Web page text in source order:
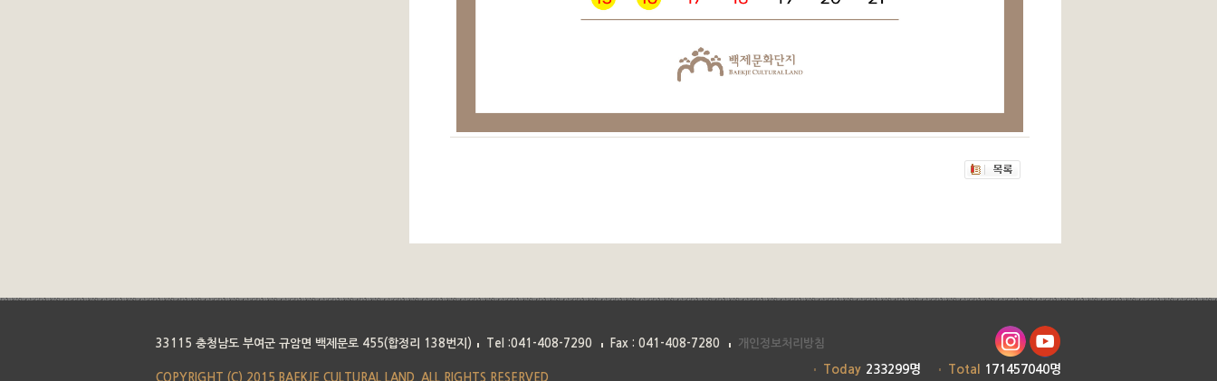
33115 충청남도 부여군 규암면 백제문로 455(합정리 138번지) Tel :041-408-7290 Fax : 041-408-7280 개인정보처리방침
COPYRIGHT (C) 2015 BAEKJE CULTURAL LAND. ALL RIGHTS RESERVED
Today 233299명 Total 171457040명